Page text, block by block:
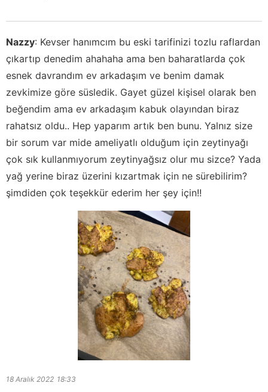
Nazzy: Kevser hanımcım bu eski tarifinizi tozlu raflardan
çıkartıp denedim ahahaha ama ben baharatlarda çok
esnek davrandım ev arkadaşım ve benim damak
zevkimize göre süsledik. Gayet güzel kişisel olarak ben
beğendim ama ev arkadaşım kabuk olayından biraz
rahatsız oldu.. Hep yaparım artık ben bunu. Yalnız size
bir sorum var mide ameliyatlı olduğum için zeytinyağı
çok sık kullanmıyorum zeytinyağsız olur mu sizce? Yada
yağ yerine biraz üzerini kızartmak için ne sürebilirim?
şimdiden çok teşekkür ederim her şey için!!
18 Aralık 2022 18:33